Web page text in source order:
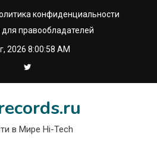
конфиденциальности
правообладателей
2026 8:00:58 AM
в Мире Hi-Tech